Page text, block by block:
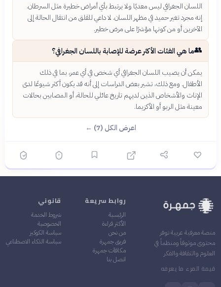
اللسان الجغرافي ليس معديًا ولا يرتبط بأي أمراض خطيرة مثل السرطان.
إنه مجرد تغير حميد في مظهر اللسان. لا داعي للقلق من انتقال الحالة إلى
الآخرين أو من كونها مؤشرًا على مرض خطير.
👥ما هي الفئات الأكثر عرضة للإصابة باللسان الجغرافي؟
يمكن أن يصيب اللسان الجغرافي أي شخص في أي عمر، بما في ذلك
الأطفال. ومع ذلك، تشير بعض الدراسات إلى أنه قد يكون أكثر شيوعًا لدى
الإناث والأشخاص الذين لديهم تاريخ عائلي للحالة، أو المصابين بحالات
معينة مثل الربو أو الأكزيما.
اعرض الكل (7) ←
منصة معرفية عربية توفر
محتوى موثوقاً ومنظماً في
العلوم والثقافة والفكر
قيمة المرء ما يعرفه
روابط سريعة
الرئيسية
الأكثر قراءة
من نحن
فريق جمهرة
مكافآت جمهرة
اتصل بنا
قانوني
شروط الخدمة
الخصوصية
سياسة الكوكيز
سياسة الذكاء الاصطناعي